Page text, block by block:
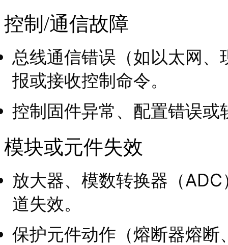
控制/通信故障
总线通信错误（如以太网
报或接收控制命令。
控制固件异常、配置错误
模块或元件失效
放大器、模数转换器（
道失效。
保护元件动作（熔断器熔